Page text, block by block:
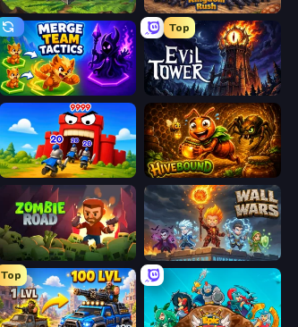
Firestone – Idle Clicker Online RPG Ant Kingdom Rush
Merge Team Tactics
Top
Evil Tower
TimeWarriors Hivebound
Zombie Road Wall Wars
Top